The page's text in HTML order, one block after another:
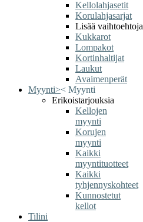
Kellolahjasetit
Korulahjasarjat
Lisää vaihtoehtoja
Kukkarot
Lompakot
Kortinhaltijat
Laukut
Avaimenperät
Myynti>< Myynti
Erikoistarjouksia
Kellojen
myynti
Korujen
myynti
Kaikki
myyntituotteet
Kaikki
tyhjennyskohteet
Kunnostetut
kellot
Tilini